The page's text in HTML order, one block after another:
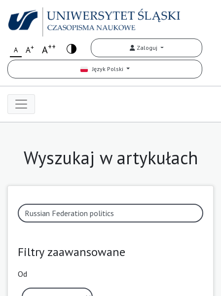
A A+ A++ Zaloguj
Język Polski
Wyszukaj w artykułach
Filtry zaawansowane
Od